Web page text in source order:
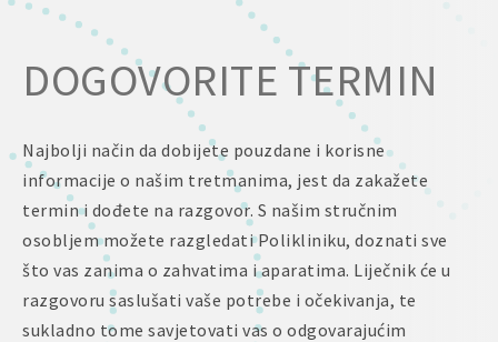
DOGOVORITE TERMIN
Najbolji način da dobijete pouzdane i korisne
informacije o našim tretmanima, jest da zakažete
termin i dođete na razgovor. S našim stručnim
osobljem možete razgledati Polikliniku, doznati sve
što vas zanima o zahvatima i aparatima. Liječnik će u
razgovoru saslušati vaše potrebe i očekivanja, te
sukladno tome savjetovati vas o odgovarajućim